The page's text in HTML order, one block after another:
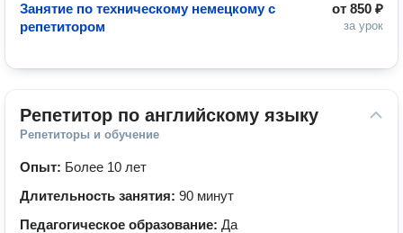
от 850 ₽
за урок
Занятие по техническому немецкому с
репетитором
Репетитор по английскому языку
Репетиторы и обучение
Опыт: Более 10 лет
Длительность занятия: 90 минут
Педагогическое образование: Да